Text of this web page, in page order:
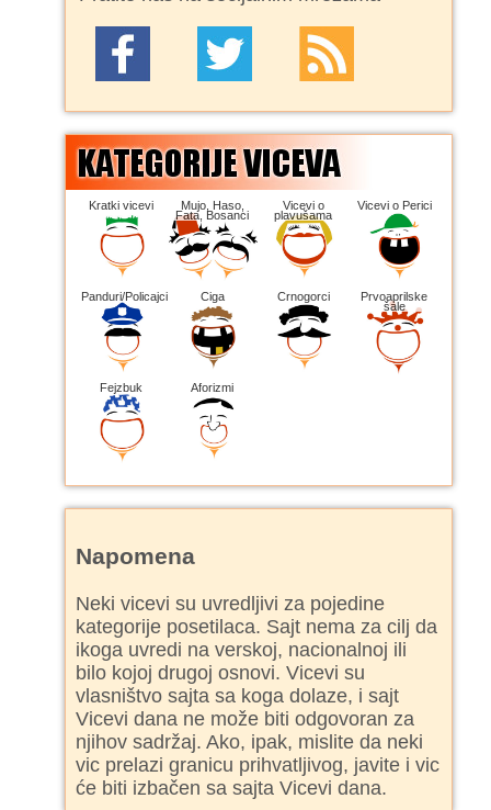
Kratki vicevi Mujo, Haso,
Fata, Bosanci
Vicevi o
plavušama
Vicevi o Perici
Panduri/Policajci Ciga Crnogorci Prvoaprilske
šale
Fejzbuk Aforizmi
Napomena
Neki vicevi su uvredljivi za pojedine
kategorije posetilaca. Sajt nema za cilj da
ikoga uvredi na verskoj, nacionalnoj ili
bilo kojoj drugoj osnovi. Vicevi su
vlasništvo sajta sa koga dolaze, i sajt
Vicevi dana ne može biti odgovoran za
njihov sadržaj. Ako, ipak, mislite da neki
vic prelazi granicu prihvatljivog, javite i vic
će biti izbačen sa sajta Vicevi dana.